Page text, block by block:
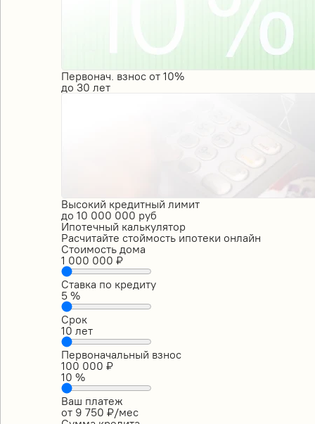
Первонач. взнос от 10%
до 30 лет
Высокий кредитный лимит
до 10 000 000 руб
Ипотечный калькулятор
Расчитайте стоймость ипотеки онлайн
Стоимость дома
1 000 000 ₽
Ставка по кредиту
5 %
Срок
10 лет
Первоначальный взнос
100 000 ₽
10 %
Ваш платеж
от 9 750 ₽/мес